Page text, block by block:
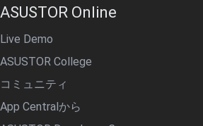
ASUSTOR Online
Live Demo
ASUSTOR College
コミュニティ
App Centralから